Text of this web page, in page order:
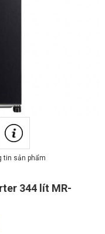
tin sản phẩm
344 lít MR-